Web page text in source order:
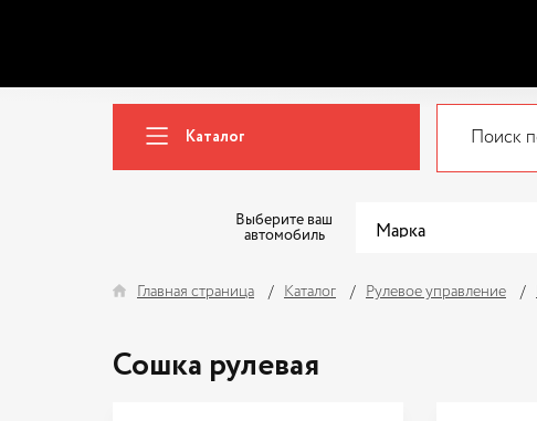
Каталог
Выберите ваш
автомобиль
Главная страница Каталог Рулевое управление
Сошка рулевая